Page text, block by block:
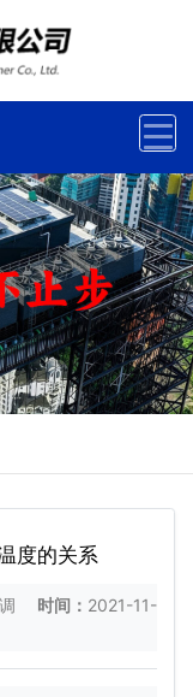
度的关系
时间： 2021-11-